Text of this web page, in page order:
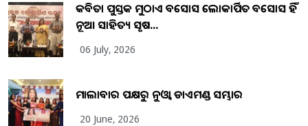
କବିତା ପୁସ୍ତକ ମୁଠାଏ ଅବସୋସ ଲୋକାର୍ପିତ ଅବସୋସ ହିଁ
ନୂଆ ସାହିତ୍ୟ ସୃଷ...
06 July, 2026
ମାଲାବାର ପକ୍ଷରୁ ନୁଓ୍ବା ଡାଏମଣ୍ଡ ସମ୍ଭାର
20 June, 2026